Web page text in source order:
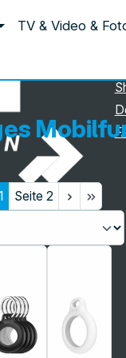
TV & Video &
Seite 2